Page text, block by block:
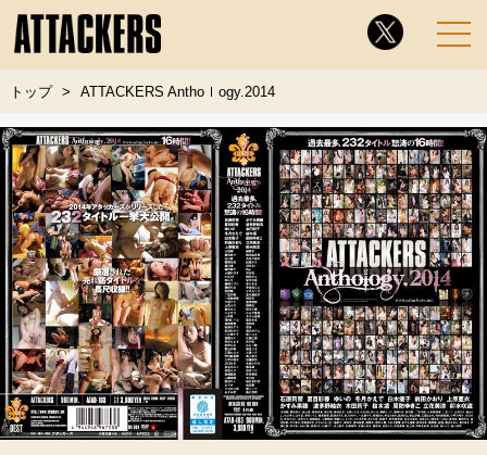
トップ ATTACKERS Anthoｌogy.2014